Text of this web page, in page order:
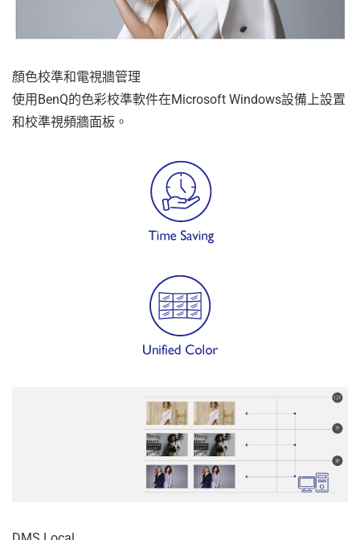
顏色校準和電視牆管理
使用BenQ的色彩校準軟件在Microsoft Windows設備上設置
和校準視頻牆面板。